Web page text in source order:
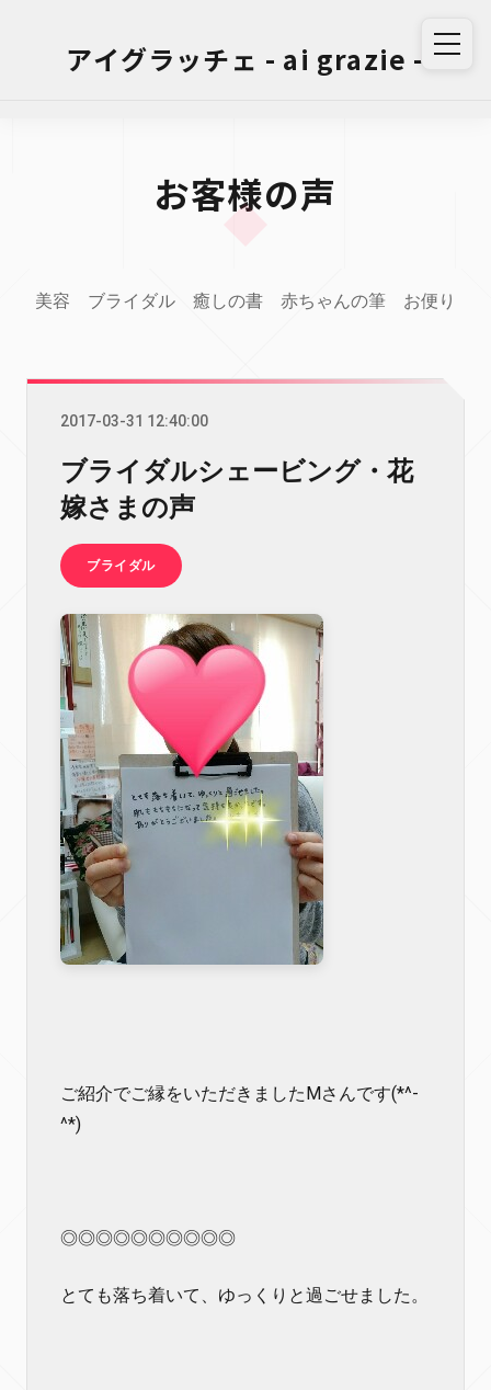
アイグラッチェ - ai grazie -
お客様の声
美容 ブライダル 癒しの書 赤ちゃんの筆 お便り
2017-03-31 12:40:00
ブライダルシェービング・花
嫁さまの声
ブライダル
ご紹介でご縁をいただきましたMさんです(*^-
^*)
◎◎◎◎◎◎◎◎◎◎
とても落ち着いて、ゆっくりと過ごせました。